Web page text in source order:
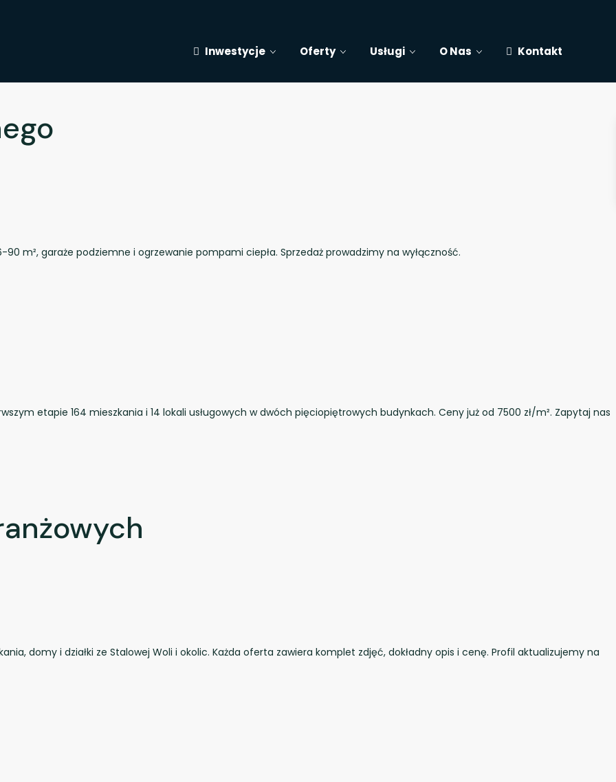
Inwestycje Oferty Usługi O Nas Kontakt
m², garaże podziemne i ogrzewanie pompami ciepła. Sprzedaż prowadzimy na wyłączność.
etapie 164 mieszkania i 14 lokali usługowych w dwóch pięciopiętrowych budynkach. Ceny już od 7500 zł/m². Zapytaj nas
domy i działki ze Stalowej Woli i okolic. Każda oferta zawiera komplet zdjęć, dokładny opis i cenę. Profil aktualizujemy na